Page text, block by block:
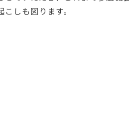
しも図ります。